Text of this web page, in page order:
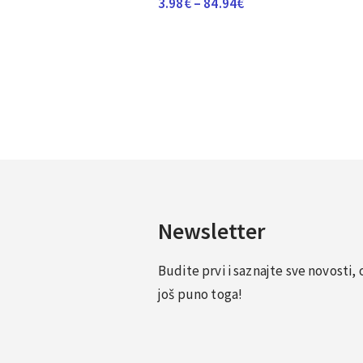
Newsletter
Budite prvi i saznajte sve
još puno toga!